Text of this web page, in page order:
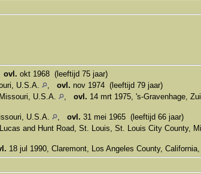
ovl. okt 1968 (leeftijd 75 jaar)
U.S.A. ovl. nov 1974 (leeftijd 79 jaar)
U.S.A. ovl. 14 mrt 1975, 's-Gravenhage,
U.S.A. ovl. 31 mei 1965 (leeftijd 66 jaar)
and Hunt Road, St. Louis, St. Louis City County,
18 jul 1990, Claremont, Los Angeles County, California,